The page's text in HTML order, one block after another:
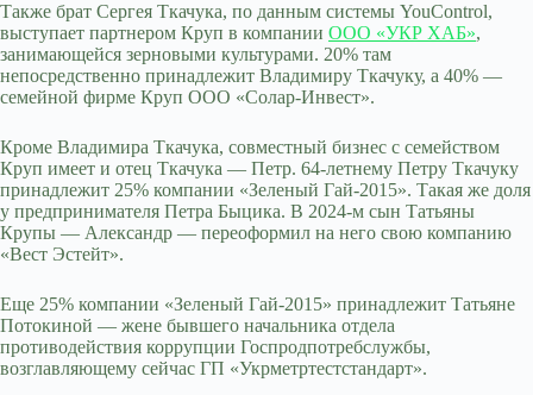
Также брат Сергея Ткачука, по данным системы YouControl,
выступает партнером Круп в компании ООО «УКР ХАБ»,
занимающейся зерновыми культурами. 20% там
непосредственно принадлежит Владимиру Ткачуку, а 40% —
семейной фирме Круп ООО «Солар-Инвест».
Кроме Владимира Ткачука, совместный бизнес с семейством
Круп имеет и отец Ткачука — Петр. 64-летнему Петру Ткачуку
принадлежит 25% компании «Зеленый Гай-2015». Такая же доля
у предпринимателя Петра Быцика. В 2024-м сын Татьяны
Крупы — Александр — переоформил на него свою компанию
«Вест Эстейт».
Еще 25% компании «Зеленый Гай-2015» принадлежит Татьяне
Потокиной — жене бывшего начальника отдела
противодействия коррупции Госпродпотребслужбы,
возглавляющему сейчас ГП «Укрметртестстандарт».